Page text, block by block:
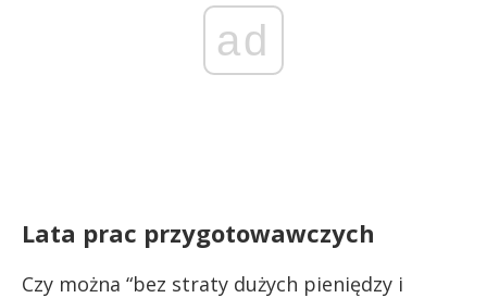
ad
Lata prac przygotowawczych
Czy można “bez straty dużych pieniędzy i